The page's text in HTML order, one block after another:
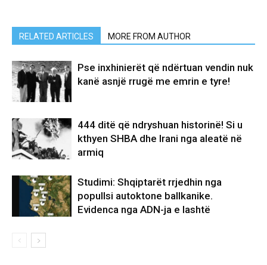
RELATED ARTICLES MORE FROM AUTHOR
Pse inxhinierët që ndërtuan vendin nuk
kanë asnjë rrugë me emrin e tyre!
444 ditë që ndryshuan historinë! Si u
kthyen SHBA dhe Irani nga aleatë në
armiq
Studimi: Shqiptarët rrjedhin nga
popullsi autoktone ballkanike.
Evidenca nga ADN-ja e lashtë